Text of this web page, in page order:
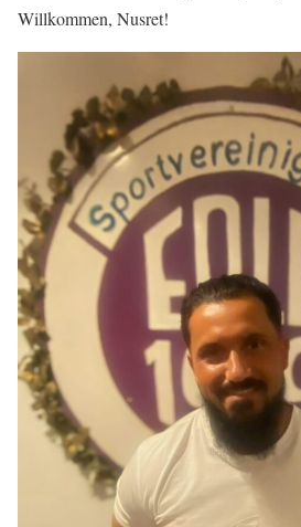
Willkommen, Nusret!